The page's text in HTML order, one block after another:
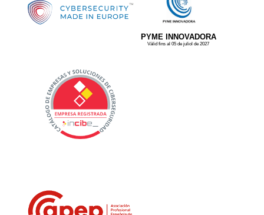
PYME INNOVADORA
Vàlid fins al 05 de juliol de 2027